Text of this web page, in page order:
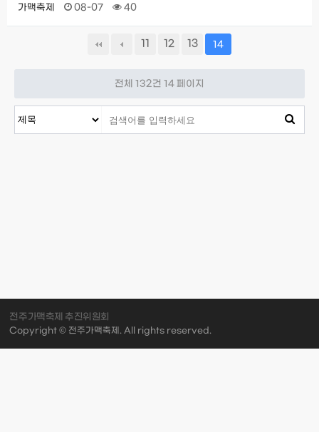
가맥축제 08-07 40
11 12 13 14
전체 132건 14 페이지
전주가맥축제 추진위원회
Copyright © 전주가맥축제. All rights reserved.